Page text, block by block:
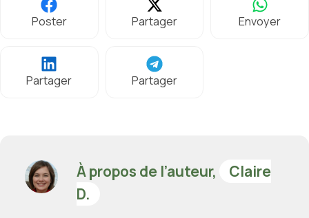
Poster Partager Envoyer
Partager Partager
À propos de l’auteur,
Claire
D.